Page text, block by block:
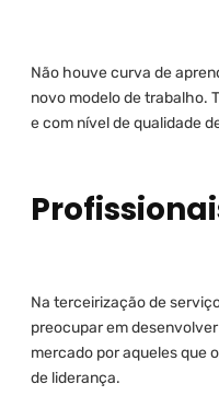
Não houve curva de
novo modelo de trabalho.
e com nível de qualidade
Na terceirização de
preocupar em
mercado por aqueles que
de liderança.